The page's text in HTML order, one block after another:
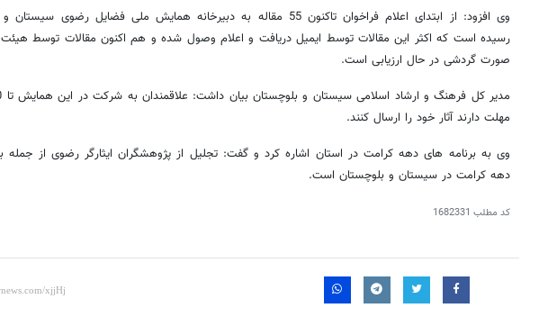
وی افزود: از ابتدای اعلام فراخوان تاکنون 55 مقاله به دبیرخانه همایش ملی فضایل رضوی
رسیده است که اکثر این مقالات توسط ایمیل دریافت و اعلام وصول شده و هم اکنون مقالات توسط هیئت
صورت گردشی در حال ارزیابی است.
مهلت دارند آثار خود را ارسال کنند.
وی به برنامه های دهه کرامت در استان اشاره کرد و گفت: تجلیل از پژوهشگران ایثارگر رضوی از جمله
دهه کرامت در سیستان و بلوچستان است.
کد مطلب 1682331